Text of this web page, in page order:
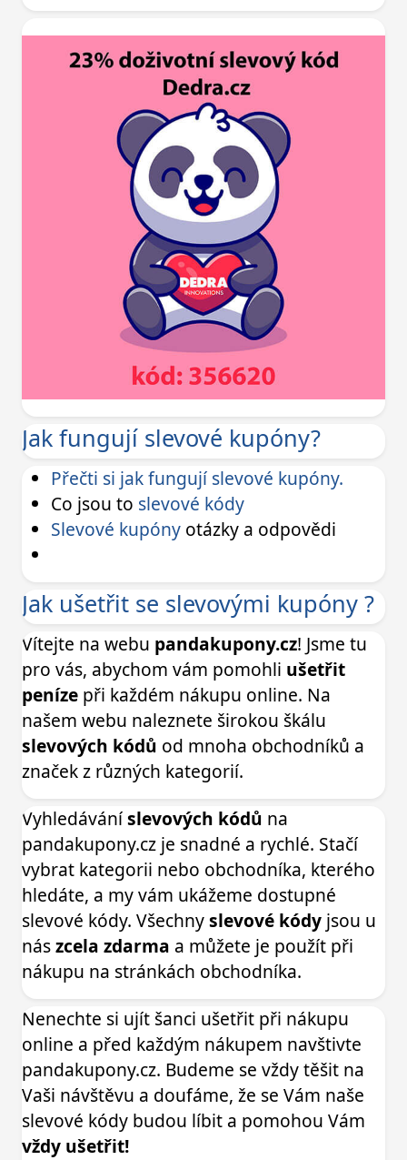
Jak fungují slevové kupóny?
Přečti si jak fungují slevové kupóny.
Co jsou to slevové kódy
Slevové kupóny otázky a odpovědi
Jak ušetřit se slevovými kupóny ?
Vítejte na webu pandakupony.cz! Jsme tu
pro vás, abychom vám pomohli ušetřit
peníze při každém nákupu online. Na
našem webu naleznete širokou škálu
slevových kódů od mnoha obchodníků a
značek z různých kategorií.
Vyhledáváníslevových kódů na
pandakupony.cz je snadné a rychlé. Stačí
vybrat kategorii nebo obchodníka, kterého
hledáte, a my vám ukážeme dostupné
slevové kódy. Všechnyslevové kódy jsou u
nászcela zdarma a můžete je použít při
nákupu na stránkách obchodníka.
Nenechte si ujít šanci ušetřit při nákupu
online a před každým nákupem navštivte
pandakupony.cz. Budeme se vždy těšit na
Vaši návštěvu a doufáme, že se Vám naše
slevové kódy budou líbit a pomohou Vám
vždy ušetřit!